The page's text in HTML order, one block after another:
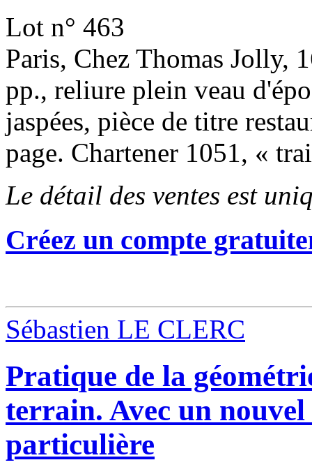
Lot n° 463
Paris, Chez Thomas Jolly,
pp., reliure plein veau
jaspées, pièce de titre
page. Chartener 1051, «
Le détail des ventes est
Créez un compte
Sébastien LE CLERC
Pratique de la
terrain. Avec un
particulière